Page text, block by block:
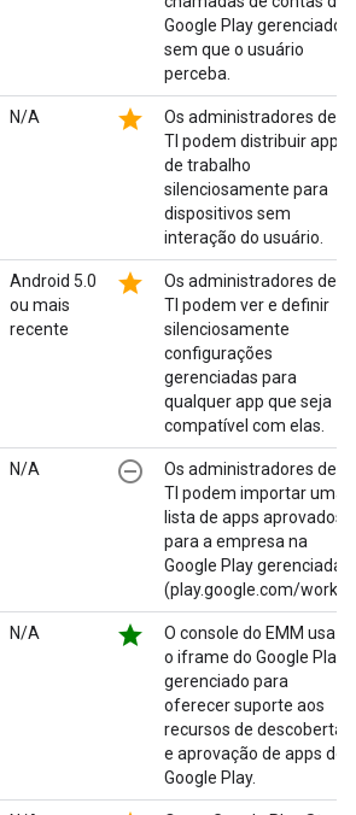
Google Play gerenciado,
sem que o usuário
perceba.
N/A star
Os administradores de
TI podem distribuir apps
de trabalho
silenciosamente para
dispositivos sem
interação do usuário.
Android 5.0
ou mais
recente
star
Os administradores de
TI podem ver e definir
silenciosamente
configurações
gerenciadas para
qualquer app que seja
compatível com elas.
N/A remove_circle_outline
Os administradores de
TI podem importar uma
lista de apps aprovados
para a empresa na
Google Play gerenciada
(play.google.com/work).
N/A star
O console do EMM usa
o iframe do Google Play
gerenciado para
oferecer suporte aos
recursos de descoberta
e aprovação de apps do
Google Play.